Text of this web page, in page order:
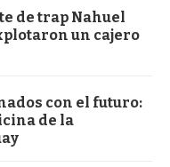
de trap Nahuel
un cajero
con el futuro:
de la